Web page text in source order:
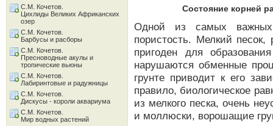
Состояние корней
Одной из самых важных
пористость. Мелкий
пригоден для
нарушаются обменные
грунте приводит к его
правило, биологическое
из мелкого песка, очень
и моллюски, ворошащие
С.М. Кочетов.
Цихлиды Великих Африканских
озер
С.М. Кочетов.
Барбусы и расборы
С.М. Кочетов.
Пресноводные акулы и
тропические вьюны
С.М. Кочетов.
Лабиринтовые и радужницы
С.М. Кочетов.
Дискусы - короли аквариума
С.М. Кочетов.
Мир водных растений